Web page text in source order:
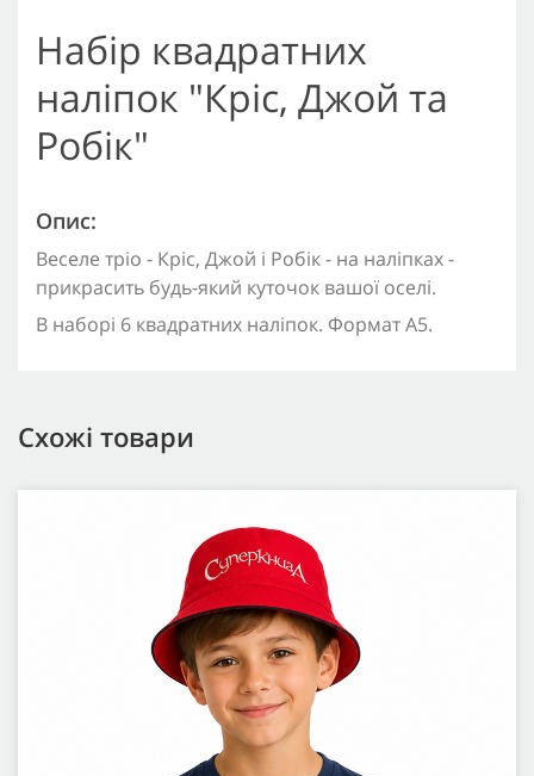
Набір квадратних
наліпок "Кріс, Джой та
Робік"
Опис:
Веселе тріо - Кріс, Джой і Робік - на наліпках -
прикрасить будь-який куточок вашої оселі.
В наборі 6 квадратних наліпок. Формат А5.
Схожі товари